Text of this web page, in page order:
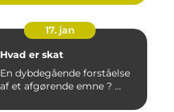
17. jan
Hvad er skat
En dybdegående forståelse
af et afgørende emne ? ...